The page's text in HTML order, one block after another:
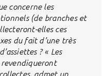
concerne les
(de branches et
elles ces
du fait d’une très
? « Les
admet un